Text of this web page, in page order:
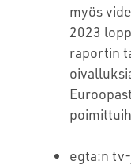
myös
2023
raportin
egta:n